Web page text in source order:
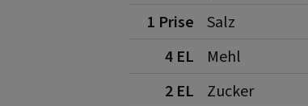
1 Prise
Salz
4 EL
Mehl
2 EL
Zucker